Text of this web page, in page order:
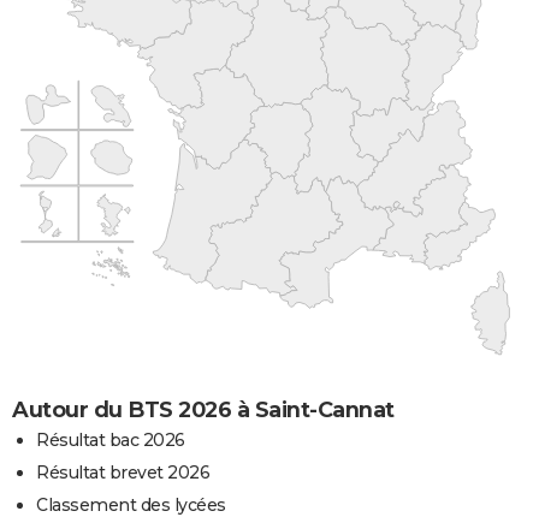
Autour du BTS 2026 à Saint-Cannat
Résultat bac 2026
Résultat brevet 2026
Classement des lycées